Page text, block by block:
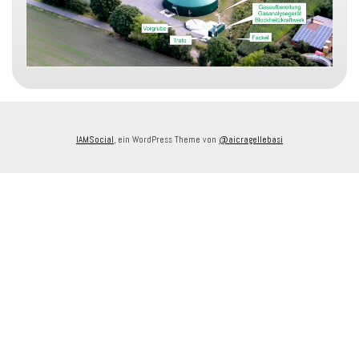
IAMSocial , ein WordPress Theme von @aicragellebasi